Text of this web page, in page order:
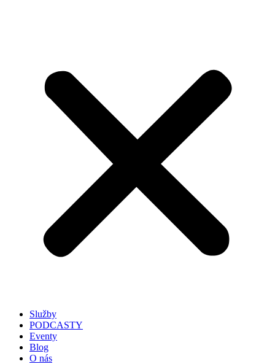
Služby
PODCASTY
Eventy
Blog
O nás